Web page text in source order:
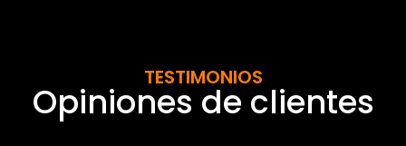
TESTIMONIOS
Opiniones de clientes